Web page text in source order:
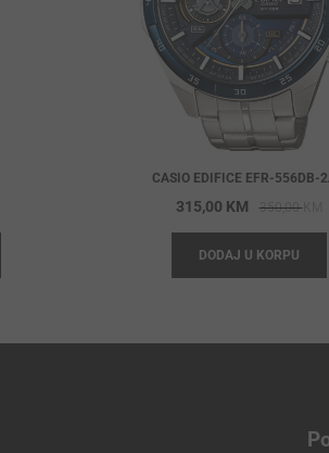
KM.
KM.
CASIO EDIFICE EFR-556DB-
350,00KM
315,00 KM
DODAJ U KORPU